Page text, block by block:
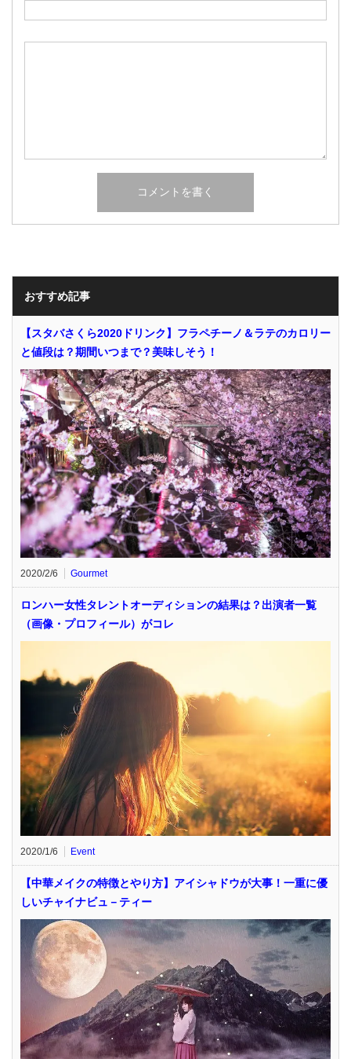
おすすめ記事
【スタバさくら2020ドリンク】フラペチーノ＆ラテのカロリー
と値段は？期間いつまで？美味しそう！
2020/2/6 Gourmet
ロンハー女性タレントオーディションの結果は？出演者一覧
（画像・プロフィール）がコレ
2020/1/6 Event
【中華メイクの特徴とやり方】アイシャドウが大事！一重に優
しいチャイナビュ－ティー